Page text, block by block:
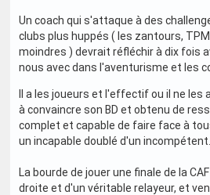
Un coach qui s'attaque à des
clubs plus huppés ( les zantours,
moindres ) devrait réfléchir à dix fois
nous avec dans l'aventurisme et les
Il a les joueurs et l'effectif ou il ne les
à convaincre son BD et obtenu de
complet et capable de faire face à
un incapable doublé d'un incompétent.
La bourde de jouer une finale de la
droite et d'un véritable relayeur, et